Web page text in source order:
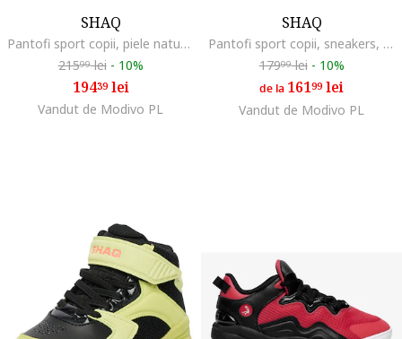
SHAQ
Pantofi sport copii, piele naturala, alb, stil sportiv, confort optim
21599lei - 10%
19439lei
Vandut de Modivo PL
SHAQ
Pantofi sport copii, sneakers, piele naturala, alb
17999lei - 10%
de la 16199lei
Vandut de Modivo PL